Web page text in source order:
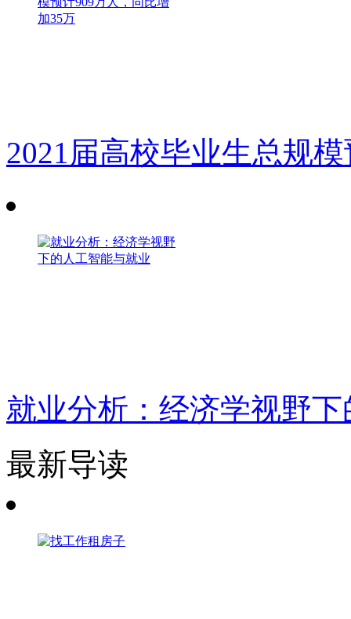
2021届高校毕业生总规
就业分析：经济学视野
最新导读